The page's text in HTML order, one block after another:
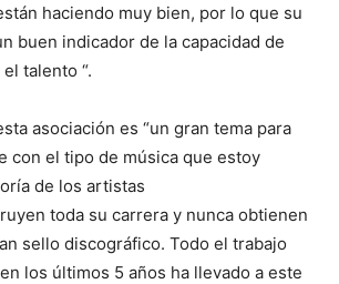
haciendo muy bien, por lo que su
buen indicador de la capacidad de
talento “.
asociación es “un gran tema para
con el tipo de música que estoy
de los artistas
toda su carrera y nunca obtienen
sello discográfico. Todo el trabajo
los últimos 5 años ha llevado a este